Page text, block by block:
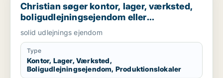
Christian søger kontor, lager, værksted,
boligudlejningsejendom eller
produktionslokaler til salg i Nordsjælland,
Roskilde eller Holbæk
solid udlejnings ejendom
Type
Kontor, Lager, Værksted,
Boligudlejningsejendom, Produktionslokaler